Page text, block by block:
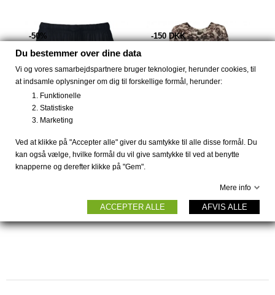
-50%
349 DKK
199 DKK
-150 DKK
Du bestemmer over dine data
Vi og vores samarbejdspartnere bruger teknologier, herunder cookies, til
at indsamle oplysninger om dig til forskellige formål, herunder:
Funktionelle
Statistiske
Marketing
Ved at klikke på "Accepter alle" giver du samtykke til alle disse formål. Du
kan også vælge, hvilke formål du vil give samtykke til ved at benytte
knapperne og derefter klikke på "Gem".
Mere info
ACCEPTER ALLE AFVIS ALLE